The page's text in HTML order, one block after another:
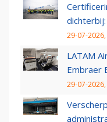
29-07-
LATAM
Embraer
29-07-